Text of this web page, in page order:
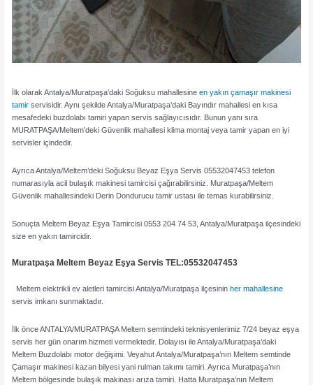
İlk olarak Antalya/Muratpaşa’daki Soğuksu mahallesine en yakın çamaşır makinesi
tamirservisidir. Aynı şekilde Antalya/Muratpaşa’daki Bayındır mahallesi en kısa
mesafedeki buzdolabı tamiri yapan servis sağlayıcısıdır. Bunun yanı sıra
MURATPAŞA/Meltem’deki Güvenlik mahallesi klima montaj veya tamir yapan en iyi
servisler içindedir.
Ayrıca Antalya/Meltem’deki Soğuksu Beyaz Eşya Servis 05532047453 telefon
numarasıyla acil bulaşık makinesi tamircisi çağırabilirsiniz. Muratpaşa/Meltem
Güvenlik mahallesindeki Derin Dondurucu tamir ustası ile temas kurabilirsiniz.
Sonuçta Meltem Beyaz Eşya Tamircisi 0553 204 74 53, Antalya/Muratpaşa ilçesindeki
size en yakın tamircidir.
Muratpaşa Meltem Beyaz Eşya Servis TEL:05532047453
Meltem elektrikli ev aletleri tamircisi Antalya/Muratpaşa ilçesinin her mahallesine
servis imkanı sunmaktadır.
İlk önce ANTALYA/MURATPAŞA Meltem semtindeki teknisyenlerimiz 7/24 beyaz eşya
servis her gün onarım hizmeti vermektedir. Dolayısı ile Antalya/Muratpaşa’daki
Meltem Buzdolabı motor değişimi. Veyahut Antalya/Muratpaşa’nın Meltem semtinde
Çamaşır makinesi kazan bilyesi yani rulman takımı tamiri. Ayrıca Muratpaşa’nın
Meltem bölgesinde bulaşık makinası arıza tamiri. Hatta Muratpaşa’nın Meltem